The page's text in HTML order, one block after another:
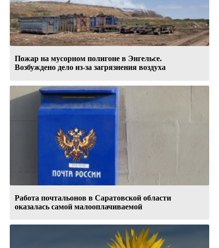
Пожар на мусорном полигоне в Энгельсе.
Возбуждено дело из-за загрязнения воздуха
Работа почтальонов в Саратовской области
оказалась самой малооплачиваемой